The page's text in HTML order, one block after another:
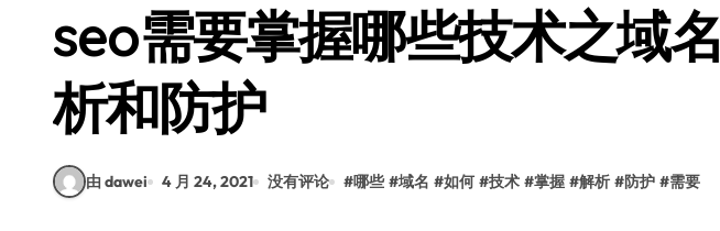
seo需要掌握哪些技术之域
析和防护
由 dawei 4 月 24, 2021 没有评论 #哪些 #域名 #如何 #技术 #掌握 #解析 #防护 #需要